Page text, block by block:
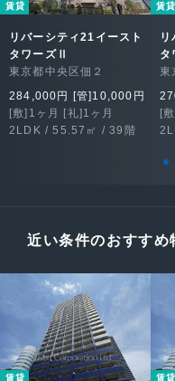
賃貸
リバーシティ21イースト
タワーズⅡ
東京都中央区佃２
284,000円 [管]10,000円
[敷]1ヶ月 [礼]1ヶ月
2LDK / 55.57㎡ / 39階
賃貸
リ
タ
東
[
近い条件のおすすめ
賃貸 賃貸